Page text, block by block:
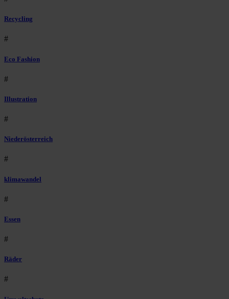
Recycling
#
Eco Fashion
#
Illustration
#
Niederösterreich
#
klimawandel
#
Essen
#
Räder
#